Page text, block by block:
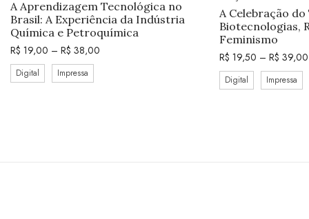
A Aprendizagem Tecnológica no
Brasil: A Experiência da Indústria
Química e Petroquímica
R$ 19,00 – R$ 38,00
Digital Impressa
A Celebração
Biotecnologias,
Feminismo
R$ 19,50 – R$ 39,00
Digital Impressa